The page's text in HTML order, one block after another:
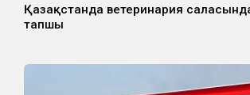
Қазақстанда ветеринария
тапшы